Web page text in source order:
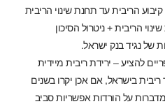
הריבית עד תחנת שינוי הריבית
הריבית + ניטרול הסיכון
של נגיד בנק ישראל.
להציע – ירידת ריבית מיידית
בישראל, אם אכן יקרו בשנים
על הורדות אפשריות סביב